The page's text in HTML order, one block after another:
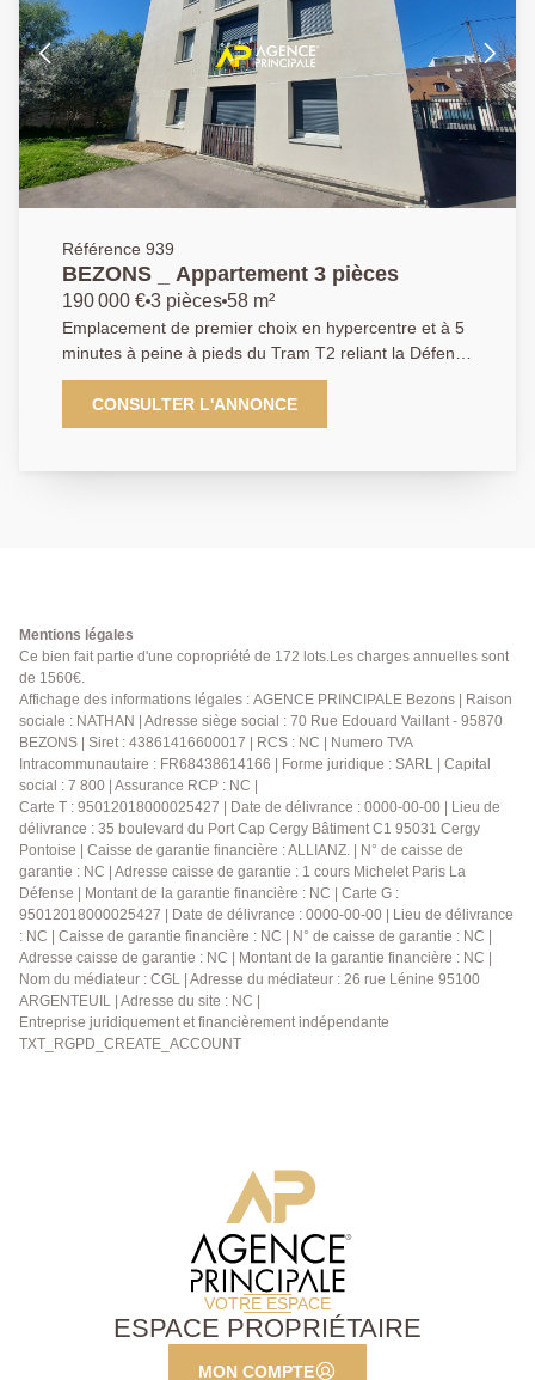
localisation idéale avec boulangerie, pharmacie, salon
de coiffure et le marché de Bezons (jeudi et
dimanche) au pied de la résidence. Au pied des
écoles, du cinéma et du théâtre, idéal pour un
appartement familial. N'hésitez pas à nous contacter ,
Pour de plus amples informations contactez l'Agence
afin d'organiser une visite, AP : 01 34 34 39 29
Référence 939
BEZONS _ Appartement 3 pièces
190 000 € 3 pièces 58 m²
Emplacement de premier choix en hypercentre et à 5
minutes à peine à pieds du Tram T2 reliant la Défense
et tout Paris, l' Agence Principale de Bezons vous
propose cet agréable appartement de type 3 pièces 2
chambres en rez-de-chaussée d' une belle résidence
volumes et un emplacement Premium au pieds des
boutiques, restaurants et transports offrant un cadre
de vie idéal pour un premier achat ainsi qu'un rapport
qualité prix des plus attractif pour un investisseur. Une
visite s'impose, à vos téléphones !
CONSULTER L'ANNONCE
Mentions légales
Ce bien fait partie d'une copropriété de 172 lots.Les charges annuelles sont
de 1560€.
Affichage des informations légales : AGENCE PRINCIPALE Bezons | Raison
sociale : NATHAN | Adresse siège social : 70 Rue Edouard Vaillant - 95870
BEZONS | Siret : 43861416600017 | RCS : NC | Numero TVA
Intracommunautaire : FR68438614166 | Forme juridique : SARL | Capital
social : 7 800 | Assurance RCP : NC |
Carte T : 95012018000025427 | Date de délivrance : 0000-00-00 | Lieu de
délivrance : 35 boulevard du Port Cap Cergy Bâtiment C1 95031 Cergy
Pontoise | Caisse de garantie financière : ALLIANZ. | N° de caisse de
garantie : NC | Adresse caisse de garantie : 1 cours Michelet Paris La
Défense | Montant de la garantie financière : NC | Carte G :
95012018000025427 | Date de délivrance : 0000-00-00 | Lieu de délivrance
: NC | Caisse de garantie financière : NC | N° de caisse de garantie : NC |
Adresse caisse de garantie : NC | Montant de la garantie financière : NC |
Nom du médiateur : CGL | Adresse du médiateur : 26 rue Lénine 95100
ARGENTEUIL | Adresse du site : NC |
Entreprise juridiquement et financièrement indépendante
TXT_RGPD_CREATE_ACCOUNT
VOTRE ESPACE
ESPACE PROPRIÉTAIRE
MON COMPTE